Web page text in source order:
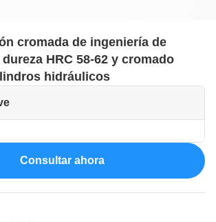
cromada de ingeniería de
HRC 58-62 y cromado
hidráulicos
Consultar ahora